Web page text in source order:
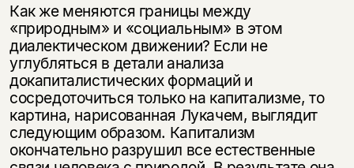
Как же меняются границы между
«природным» и «социальным» в этом
диалектическом движении? Если не
углубляться в детали анализа
докапиталистических формаций и
сосредоточиться только на капитализме, то
картина, нарисованная Лукачем, выглядит
следующим образом. Капитализм
окончательно разрушил все естественные